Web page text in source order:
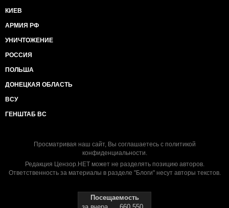
КИЕВ
АРМИЯ РФ
УНИЧТОЖЕНИЕ
РОССИЯ
ПОЛЬША
ДОНЕЦКАЯ ОБЛАСТЬ
ВСУ
ГЕНШТАБ ВС
Просматривая наш сайт, Вы соглашаетесь с политикой
конфиденциальности.
Редакция Цензор.НЕТ может не разделять позицию авторов.
Ответственность за материалы в разделе "Блоги" несут авторы текстов.
Посещаемость